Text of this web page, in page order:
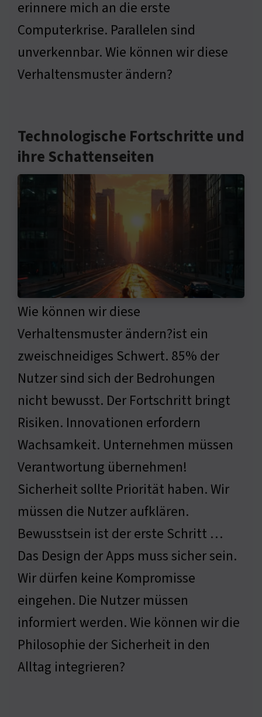
erinnere mich an die erste
Computerkrise. Parallelen sind
unverkennbar. Wie können wir diese
Verhaltensmuster ändern?
Technologische Fortschritte und
ihre Schattenseiten
Wie können wir diese
Verhaltensmuster ändern?ist ein
zweischneidiges Schwert. 85% der
Nutzer sind sich der Bedrohungen
nicht bewusst. Der Fortschritt bringt
Risiken. Innovationen erfordern
Wachsamkeit. Unternehmen müssen
Verantwortung übernehmen!
Sicherheit sollte Priorität haben. Wir
müssen die Nutzer aufklären.
Bewusstsein ist der erste Schritt …
Das Design der Apps muss sicher sein.
Wir dürfen keine Kompromisse
eingehen. Die Nutzer müssen
informiert werden. Wie können wir die
Philosophie der Sicherheit in den
Alltag integrieren?